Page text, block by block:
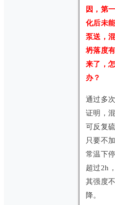
因，第
化后未
泵送，
坍落度
来了，
办？
通过多
证明，
可反复
只要不
常温下
超过2h
其强度
降。